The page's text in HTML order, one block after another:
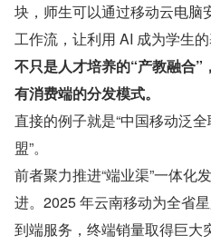
块，师生可以通过移动云电脑
工作流，让利用 AI 成为学生的
不只是人才培养的“产教融合”
有消费端的分发模式。
直接的例子就是“中国移动泛
盟”。
前者聚力推进“端业渠”一体化
进。2025 年云南移动为全省
到端服务，终端销量取得巨大